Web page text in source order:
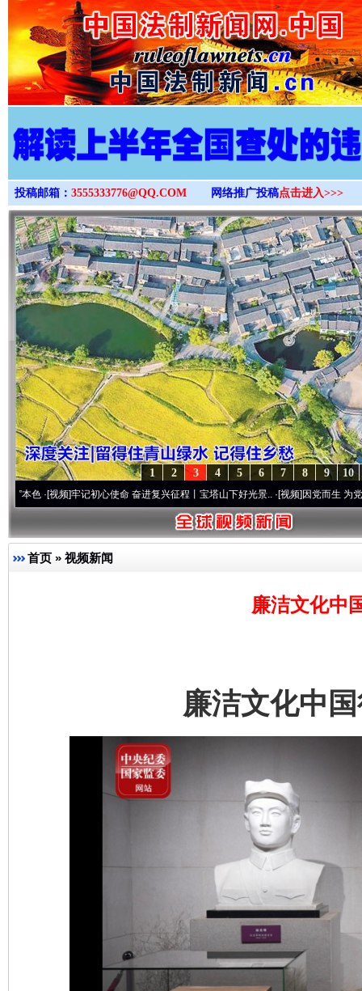
>
投稿邮箱： 3555333776@QQ.COM 网络推广投稿点击进入>>>
10
9
8
7
6
5
4
3
2
1
频]牢记初心使命 奋进复兴征程丨宝塔山下好光景..·[视频]因党而生 为党而战——百
首页 » 视频新闻
廉洁文化中
廉洁文化中